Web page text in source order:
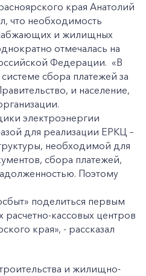
края Анатолий
что необходимость
и жилищных
отмечалась на
Федерации. «В
сбора платежей за
и население,
электроэнергии
для реализации ЕРКЦ –
необходимой для
сбора платежей,
Поэтому
поделиться первым
кассовых центров
края», - рассказал
и жилищно-